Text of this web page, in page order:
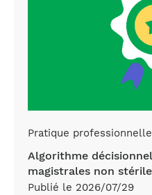
Pratique professionnelle
Algorithme
magistrales non
Publié le 2026/07/29